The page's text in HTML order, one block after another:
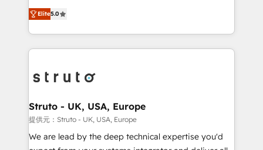
HubSpot with your business needs. 🌟 Proven
Results: We’ve helped businesses of all sizes
Packages: Choose ongoing support or project-based
solutions. We offer service packages designed to fit
focus is on fine-tuning and enhancing your growth,
sales, and marketing operations. Unlike conventional
marketing agencies, we dive deep into the
operational aspects of your business, ensuring that
functioning optimally. With our expertise in leading
wealth of knowledge and experience to the table.
Our strategies are tailored to your business's unique
needs, ensuring a personalized approach that aligns
with your growth objectives.
Elite5.0
Struto - UK, USA, Europe
提供元：Struto - UK, USA, Europe
We are lead by the deep technical expertise you'd